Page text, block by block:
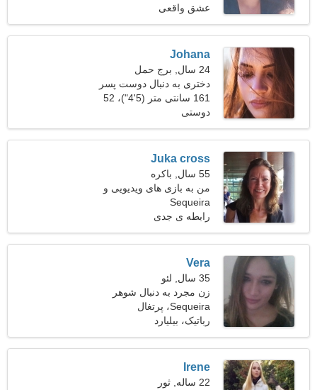
عشق واقعی
Johana
24 سال, برج حمل
دختری به دنبال دوست پسر
161 سانتی متر (5'4")، 52
کیلوگرم (114 پوند)
دوستی
Juka cross
55 سال, باکره
من به بازی های ویدیویی و
تناسب اندام علاقه مند هستم
Sequeira
رابطه ی جدی
Vera
35 سال, لئو
زن مجرد به دنبال شوهر
Sequeira، پرتغال
رباتیک، بیلیارد
Irene
22 ساله, ثور